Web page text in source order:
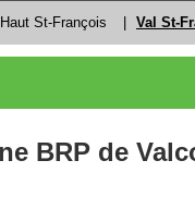
Haut St-François Val St-
BRP de